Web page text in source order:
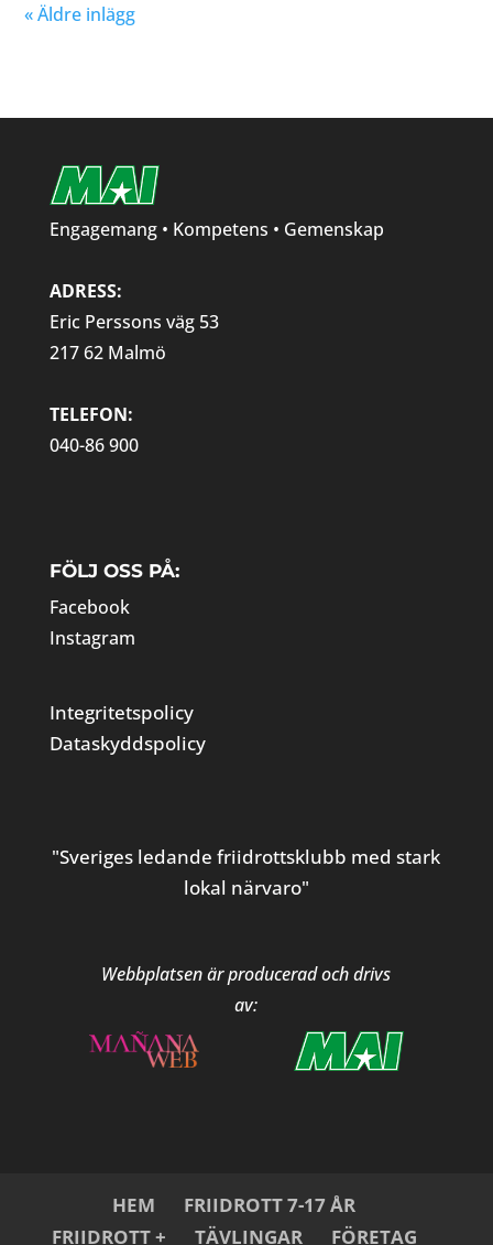
« Äldre inlägg
Engagemang • Kompetens • Gemenskap
ADRESS:
Eric Perssons väg 53
217 62 Malmö
TELEFON:
040-86 900
FÖLJ OSS PÅ:
Facebook
Instagram
Integritetspolicy
Dataskyddspolicy
"Sveriges ledande friidrottsklubb med stark
lokal närvaro"
Webbplatsen är producerad och drivs
av:
HEM
FRIIDROTT 7-17 ÅR
FRIIDROTT +
TÄVLINGAR FÖRETAG